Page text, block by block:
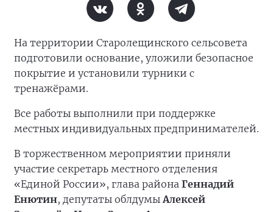
На территории Старолещинского сельсовета
подготовили основание, уложили безопасное
покрытие и установили турники с
тренажёрами.
Все работы выполнили при поддержке
местных индивидуальных предпринимателей.
В торжественном мероприятии приняли
участие секретарь местного отделения
«Единой России», глава района Геннадий
Енютин, депутаты облдумыАлексей